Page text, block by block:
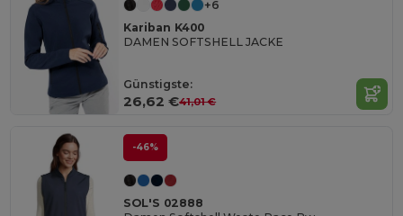
+6
Kariban K400
DAMEN SOFTSHELL JACKE
Günstigste:
26,62 €41,01 €
-46%
SOL'S 02888